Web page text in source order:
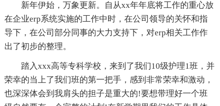
新年伊始，万象更新。自从xx年年底将工作的重心放
在企业erp系统实施的工作中时，在公司领导的关怀和指
导下，在公司部分同事的大力支持下，对erp相关工作作
出了初步的整理。
踏入xxx高等专科学校，来到了我们10级护理1班，并
荣幸的当上了我们班的第一把手，感到非常荣幸和激动，
也深深体会到我肩头的担子是重大的!要想带理好一个班